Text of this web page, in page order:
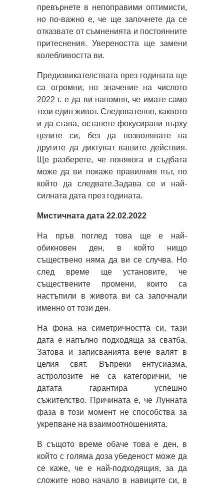
превърнете в непоправими оптимисти,
но по-важно е, че ще започнете да се
отказвате от съмненията и постоянните
притеснения. Увереността ще замени
колебливостта ви.
Предизвикателствата през годината ще
са огромни, но значение на числото
2022 г. е да ви напомня, че имате само
този един живот. Следователно, каквото
и да става, останете фокусирани върху
целите си, без да позволявате на
другите да диктуват вашите действия.
Ще разберете, че понякога и съдбата
може да ви покаже правилния път, по
който да следвате.Задава се и най-
силната дата през годината.
Мистичната дата 22.02.2022
На пръв поглед това ще е най-
обикновен ден, в който нищо
съществено няма да ви се случва. Но
след време ще установите, че
съществените промени, които са
настъпили в живота ви са започнали
именно от този ден.
На фона на симетричността си, тази
дата е напълно подходяща за сватба.
Затова и записванията вече валят в
целия свят. Въпреки ентусиазма,
астролозите не са категорични, че
датата гарантира успешно
съжителство. Причината е, че Лунната
фаза в този момент не способства за
укрепване на взаимоотношенията.
В същото време обаче това е ден, в
който с голяма доза убеденост може да
се каже, че е най-подходящия, за да
сложите ново начало в навиците си, в